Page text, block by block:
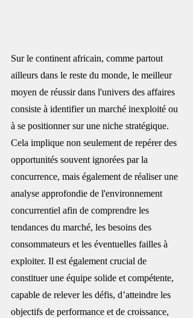
Sur le continent africain, comme partout
ailleurs dans le reste du monde, le meilleur
moyen de réussir dans l'univers des affaires
consiste à identifier un marché inexploité ou
à se positionner sur une niche stratégique.
Cela implique non seulement de repérer des
opportunités souvent ignorées par la
concurrence, mais également de réaliser une
analyse approfondie de l'environnement
concurrentiel afin de comprendre les
tendances du marché, les besoins des
consommateurs et les éventuelles failles à
exploiter. Il est également crucial de
constituer une équipe solide et compétente,
capable de relever les défis, d’atteindre les
objectifs de performance et de croissance,